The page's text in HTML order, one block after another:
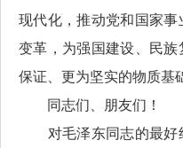
现代化，推动党和国家
变革，为强国建设、民
保证、更为坚实的物质基
同志们、朋友们！
对毛泽东同志的最好